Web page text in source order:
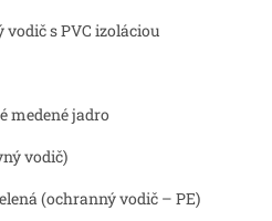
s PVC izoláciou
medené jadro
vodič)
(ochranný vodič – PE)